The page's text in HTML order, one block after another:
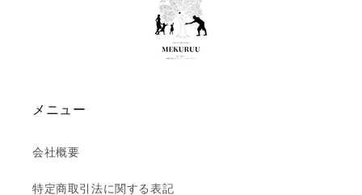
メニュー
会社概要
特定商取引法に関する表記